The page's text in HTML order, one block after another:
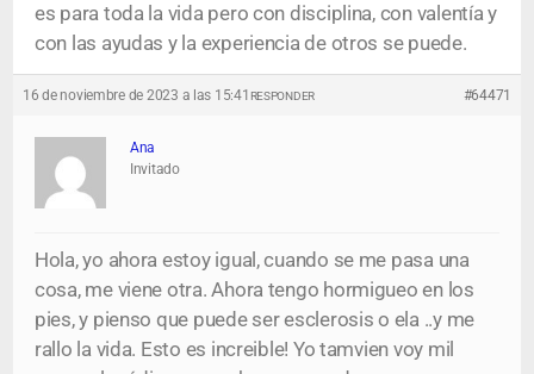
es para toda la vida pero con disciplina, con valentía y
con las ayudas y la experiencia de otros se puede.
16 de noviembre de 2023 a las 15:41 #64471
RESPONDER
Ana
Invitado
Hola, yo ahora estoy igual, cuando se me pasa una
cosa, me viene otra. Ahora tengo hormigueo en los
pies, y pienso que puede ser esclerosis o ela ..y me
rallo la vida. Esto es increible! Yo tamvien voy mil